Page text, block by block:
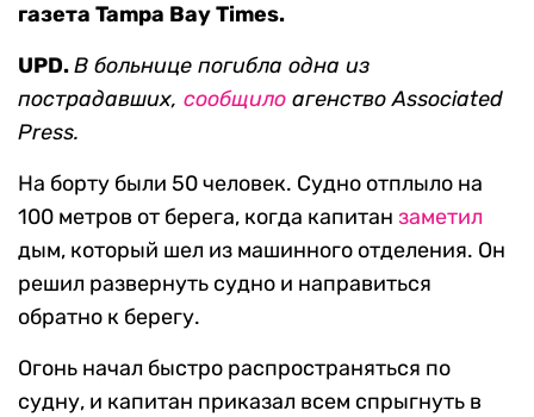
газета Tampa Bay Times.
UPD.В больнице погибла одна из
пострадавших, сообщило агенство Associated
Press.
На борту были 50 человек. Судно отплыло на
100 метров от берега, когда капитан заметил
дым, который шел из машинного отделения. Он
решил развернуть судно и направиться
обратно к берегу.
Огонь начал быстро распространяться по
судну, и капитан приказал всем спрыгнуть в